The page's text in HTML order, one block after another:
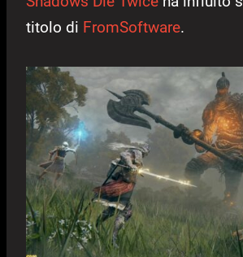
titolo di FromSoftware.